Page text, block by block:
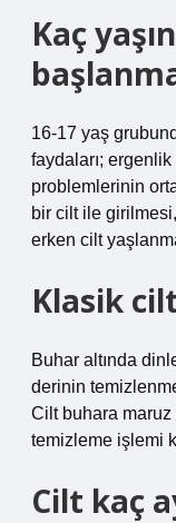
Kaç
16-17 yaş
faydaları;
problemlerinin
bir cilt ile
erken cilt
Klasik
Buhar altında
derinin
Cilt buhara maruz
temizleme işlemi
Cilt kaç